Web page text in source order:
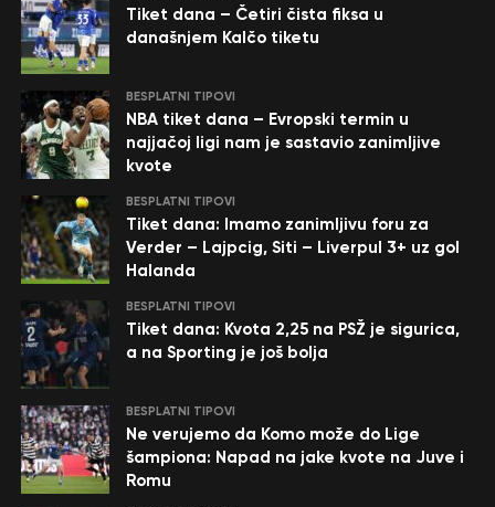
Tiket dana – Četiri čista fiksa u
današnjem Kalčo tiketu
BESPLATNI TIPOVI
NBA tiket dana – Evropski termin u
najjačoj ligi nam je sastavio zanimljive
kvote
BESPLATNI TIPOVI
Tiket dana: Imamo zanimljivu foru za
Verder – Lajpcig, Siti – Liverpul 3+ uz gol
Halanda
BESPLATNI TIPOVI
Tiket dana: Kvota 2,25 na PSŽ je sigurica,
a na Sporting je još bolja
BESPLATNI TIPOVI
Ne verujemo da Komo može do Lige
šampiona: Napad na jake kvote na Juve i
Romu